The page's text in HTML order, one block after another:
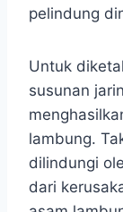
pelindung
Untuk
susunan
lambung.
dilindungi
dari